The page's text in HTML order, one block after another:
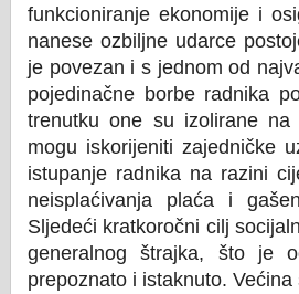
funkcioniranje ekonomije i
nanese ozbiljne udarce
je povezan i s jednom od
pojedinačne borbe radnika
trenutku one su izolirane
mogu iskorijeniti zajedničke
istupanje radnika na razini
neisplaćivanja plaća i
Sljedeći kratkoročni cilj
generalnog štrajka, što je
prepoznato i istaknuto.